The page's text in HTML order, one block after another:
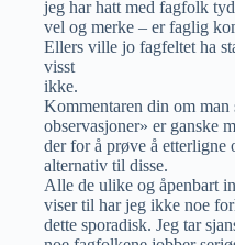
jeg har hatt med fagfolk
vel og merke – er faglig
Ellers ville jo fagfeltet ha
visst
ikke.
Kommentaren din om
observasjoner» er ganske
der for å prøve å etterligne
alternativ til disse.
Alle de ulike og åpenbart
viser til har jeg ikke noe
dette sporadisk. Jeg tar